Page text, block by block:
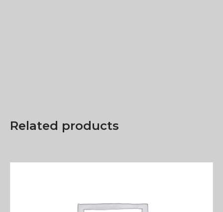
Related products